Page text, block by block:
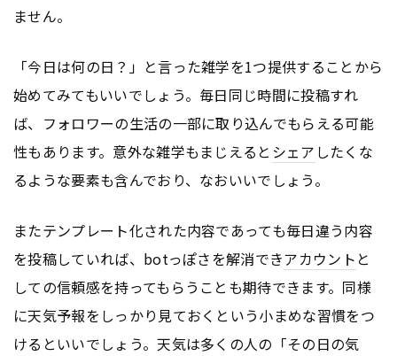
ません。
「今日は何の日？」と言った雑学を1つ提供することから
始めてみてもいいでしょう。毎日同じ時間に投稿すれ
ば、フォロワーの生活の一部に取り込んでもらえる可能
性もあります。意外な雑学もまじえると シェア したくな
るような要素も含んでおり、なおいいでしょう。
またテンプレート化された内容であっても毎日違う内容
を投稿していれば、botっぽさを解消できアカウント と
しての信頼感を持ってもらうことも期待できます。同様
に天気予報をしっかり見ておくという小まめな習慣をつ
けるといいでしょう。天気は多くの人の「その日の気